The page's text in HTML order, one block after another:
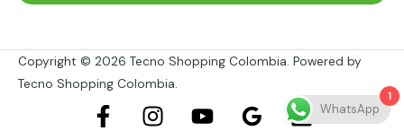
Copyright © 2026 Tecno Shopping Colombia. Powered by
Tecno Shopping Colombia.
1
WhatsApp